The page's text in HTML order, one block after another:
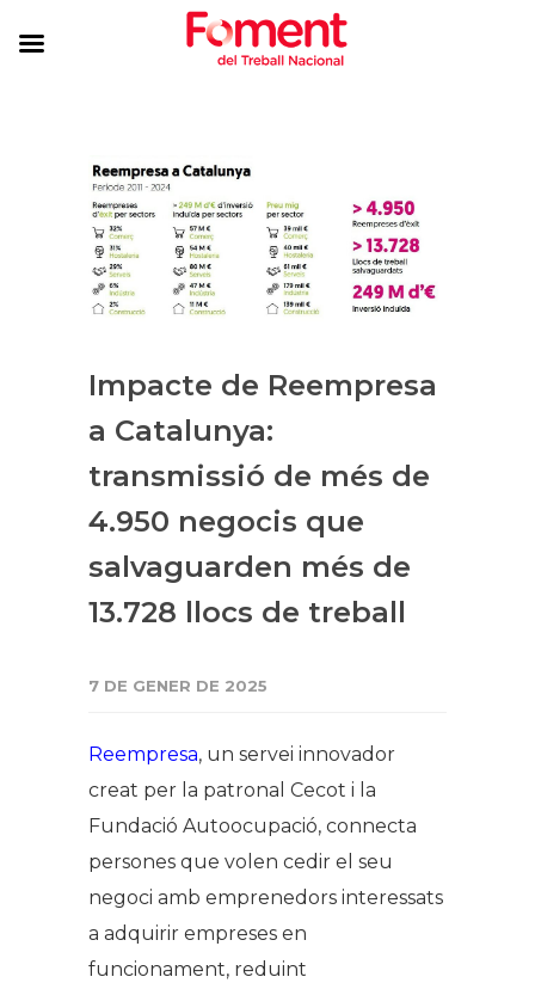
Impacte de Reempresa
a Catalunya:
transmissió de més de
4.950 negocis que
salvaguarden més de
13.728 llocs de treball
7 DE GENER DE 2025
Reempresa, un servei innovador
creat per la patronal Cecot i la
Fundació Autoocupació, connecta
persones que volen cedir el seu
negoci amb emprenedors interessats
a adquirir empreses en
funcionament, reduint